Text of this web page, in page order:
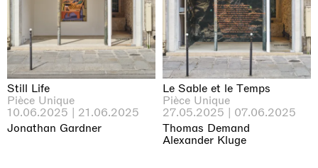
Still Life
Pièce Unique
10.06.2025 | 21.06.2025
Jonathan Gardner
Le Sable et le Temps
Pièce Unique
27.05.2025 | 07.06.2025
Thomas Demand
Alexander Kluge